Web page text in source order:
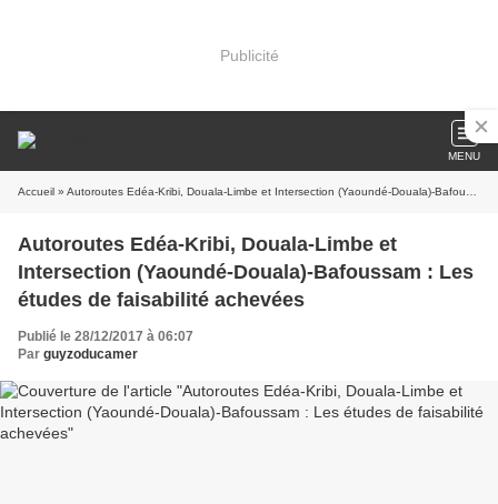
Publicité
MENU
Accueil » Autoroutes Edéa-Kribi, Douala-Limbe et Intersection (Yaoundé-Douala)-Bafoussam : Les études de faisabilité achevées
Autoroutes Edéa-Kribi, Douala-Limbe et
Intersection (Yaoundé-Douala)-Bafoussam : Les
études de faisabilité achevées
Publié le 28/12/2017 à 06:07
Par guyzoducamer